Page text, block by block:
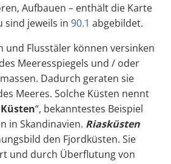
Aufbauen – enthält die Karte
sind jeweils in 90.1 abgebildet.
und Flusstäler können versinken
Meeresspiegels und / oder
Dadurch geraten sie
Meeres. Solche Küsten nennt
“, bekanntestes Beispiel
in Skandinavien. Riasküsten
den Fjordküsten. Sie
und durch Überflutung von